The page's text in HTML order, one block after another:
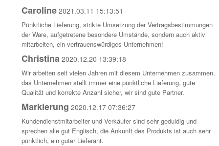
Caroline 2021.03.11 15:13:51
Pünktliche Lieferung, strikte Umsetzung der Vertragsbestimmungen
der Ware, aufgetretene besondere Umstände, sondern auch aktiv
mitarbeiten, ein vertrauenswürdiges Unternehmen!
Christina 2020.12.20 13:39:18
Wir arbeiten seit vielen Jahren mit diesem Unternehmen zusammen,
das Unternehmen stellt immer eine pünktliche Lieferung, gute
Qualität und korrekte Anzahl sicher, wir sind gute Partner.
Markierung 2020.12.17 07:36:27
Kundendienstmitarbeiter und Verkäufer sind sehr geduldig und
sprechen alle gut Englisch, die Ankunft des Produkts ist auch sehr
pünktlich, ein guter Lieferant.